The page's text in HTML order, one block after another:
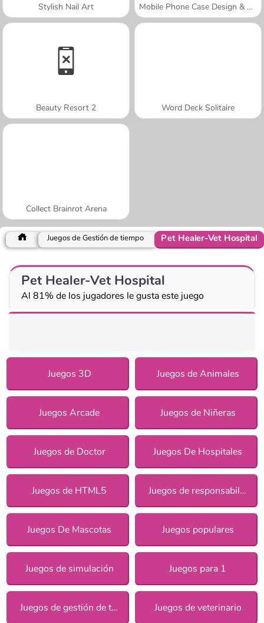
Stylish Nail Art Mobile Phone Case Design & DIY
Beauty Resort 2 Word Deck Solitaire
Collect Brainrot Arena
Juegos de Gestión de tiempo Pet Healer-Vet Hospital
Pet Healer-Vet Hospital
Al 81% de los jugadores le gusta este juego
Juegos 3D Juegos de Animales
Juegos Arcade Juegos de Niñeras
Juegos de Doctor Juegos De Hospitales
Juegos de HTML5 Juegos de responsabilidad para chicas
Juegos De Mascotas Juegos populares
Juegos de simulación Juegos para 1
Juegos de gestión de tiempo Juegos de veterinario